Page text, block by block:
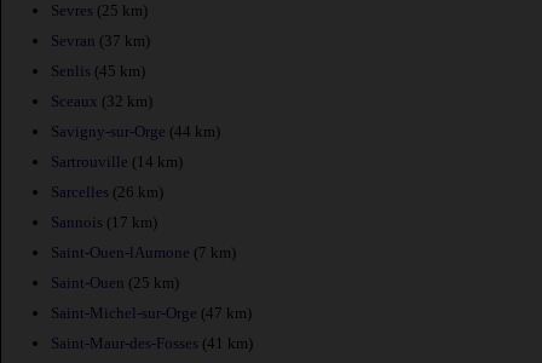
Sevres (25 km)
Sevran (37 km)
Senlis (45 km)
Sceaux (32 km)
Savigny-sur-Orge (44 km)
Sartrouville (14 km)
Sarcelles (26 km)
Sannois (17 km)
Saint-Ouen-lAumone (7 km)
Saint-Ouen (25 km)
Saint-Michel-sur-Orge (47 km)
Saint-Maur-des-Fosses (41 km)